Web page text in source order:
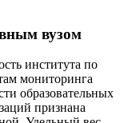
вузом
института по
мониторинга
образовательных
признана